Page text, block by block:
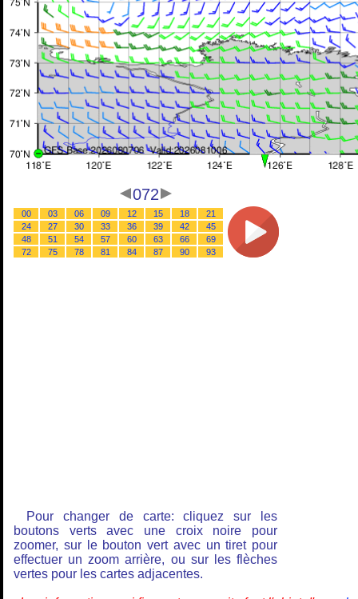
072
00 03 06 09 12 15 18
21
24
27 30 33 36 39 42
45
48
51 54 57 60 63 66
69
72
75 78 81 84 87 90 93
Pour changer de carte: cliquez sur les
boutons verts avec une croix noire pour
zoomer, sur le bouton vert avec un tiret pour
effectuer un zoom arrière, ou sur les flèches
vertes pour les cartes adjacentes.